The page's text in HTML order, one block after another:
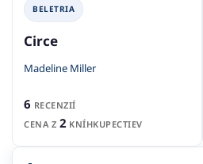
BELETRIA
Circe
Madeline Miller
6 RECENZIÍ
CENA Z 2 KNÍHKUPECTIEV